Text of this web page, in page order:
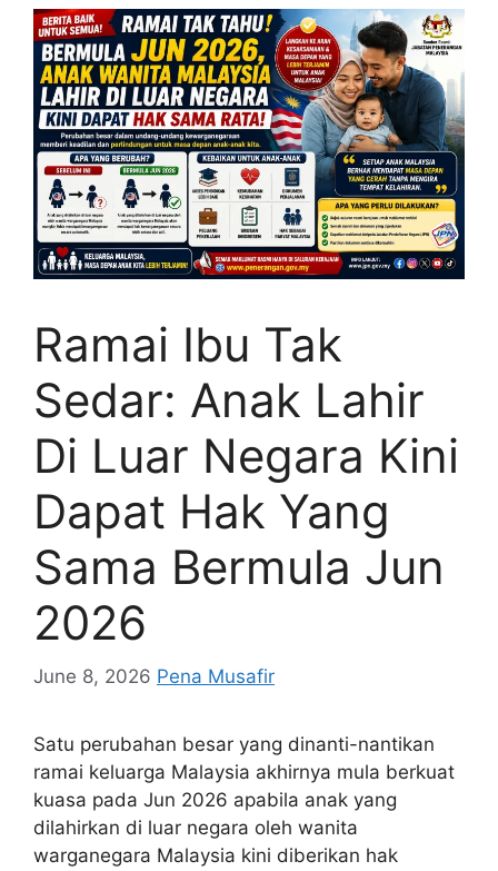
Ramai Ibu Tak
Sedar: Anak Lahir
Di Luar Negara Kini
Dapat Hak Yang
Sama Bermula Jun
2026
June 8, 2026 Pena Musafir
Satu perubahan besar yang dinanti-nantikan
ramai keluarga Malaysia akhirnya mula berkuat
kuasa pada Jun 2026 apabila anak yang
dilahirkan di luar negara oleh wanita
warganegara Malaysia kini diberikan hak